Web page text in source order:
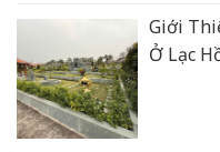
Giới
Ở Lạc